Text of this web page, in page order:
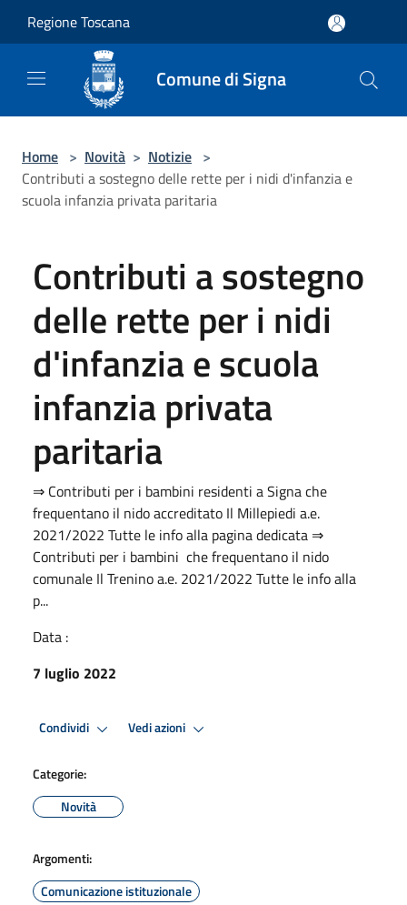
Regione Toscana
Comune di Signa
Home > Novità > Notizie >
Contributi a sostegno delle rette per i nidi d'infanzia e
scuola infanzia privata paritaria
Contributi a sostegno
delle rette per i nidi
d'infanzia e scuola
infanzia privata
paritaria
⇒ Contributi per i bambini residenti a Signa che
frequentano il nido accreditato Il Millepiedi a.e.
2021/2022 Tutte le info alla pagina dedicata ⇒
Contributi per i bambini che frequentano il nido
comunale Il Trenino a.e. 2021/2022 Tutte le info alla
p...
Data :
7 luglio 2022
Condividi Vedi azioni
Categorie:
Novità
Argomenti:
Comunicazione istituzionale